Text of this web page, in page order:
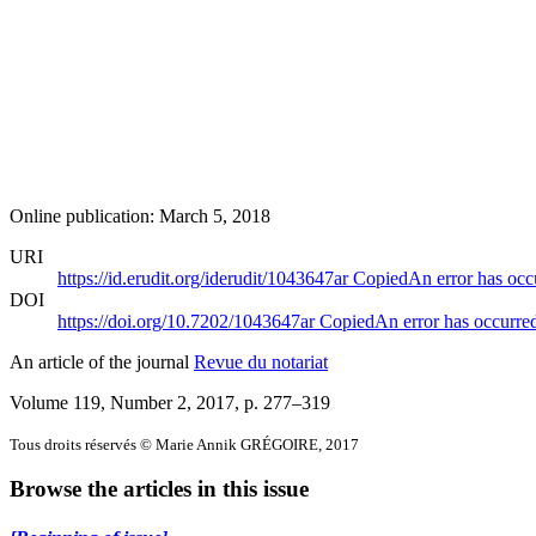
Online publication: March 5, 2018
URI
https://id.erudit.org/iderudit/1043647arCopiedAn error has
DOI
https://doi.org/10.7202/1043647arCopiedAn error has
An article of the journal Revue du notariat
Volume 119, Number 2, 2017, p. 277–319
Tous droits réservés © Marie Annik GRÉGOIRE, 2017
Browse the articles in this issue